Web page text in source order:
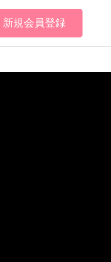
新規会員登録